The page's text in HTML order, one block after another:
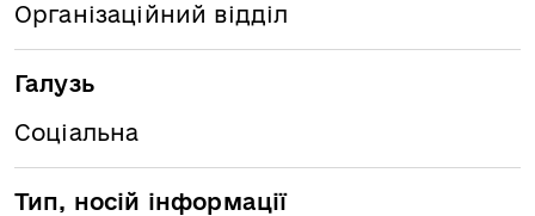
Організаційний відділ
Галузь
Соціальна
Тип, носій інформації